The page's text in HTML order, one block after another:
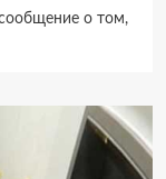
о том,